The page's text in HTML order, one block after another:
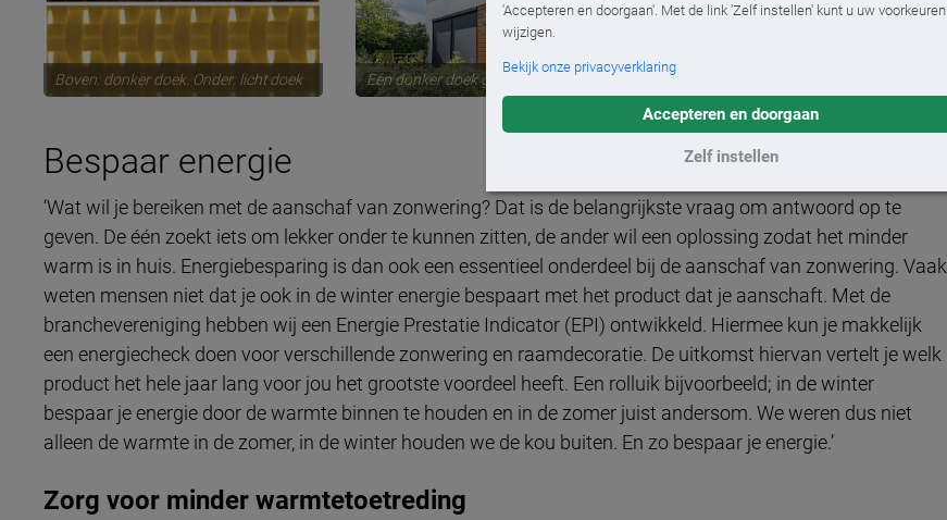
'Accepteren en doorgaan'. Met de link 'Zelf instellen' kunt u uw voorkeuren
wijzigen.
Bekijk onze privacyverklaring
Accepteren en doorgaan
Zelf instellen
Boven: donker doek. Onder: licht doek Een donker doek geeft beter doorzicht
Bespaar energie
‘Wat wil je bereiken met de aanschaf van zonwering? Dat is de belangrijkste vraag om antwoord op te
geven. De één zoekt iets om lekker onder te kunnen zitten, de ander wil een oplossing zodat het minder
warm is in huis. Energiebesparing is dan ook een essentieel onderdeel bij de aanschaf van zonwering. Vaak
weten mensen niet dat je ook in de winter energie bespaart met het product dat je aanschaft. Met de
branchevereniging hebben wij een Energie Prestatie Indicator (EPI) ontwikkeld. Hiermee kun je makkelijk
een energiecheck doen voor verschillende zonwering en raamdecoratie. De uitkomst hiervan vertelt je welk
product het hele jaar lang voor jou het grootste voordeel heeft. Een rolluik bijvoorbeeld; in de winter
bespaar je energie door de warmte binnen te houden en in de zomer juist andersom. We weren dus niet
alleen de warmte in de zomer, in de winter houden we de kou buiten. En zo bespaar je energie.’
Zorg voor minder warmtetoetreding